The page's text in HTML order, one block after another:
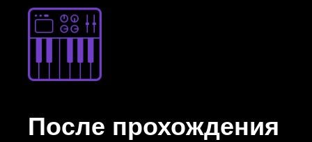
После прохождения